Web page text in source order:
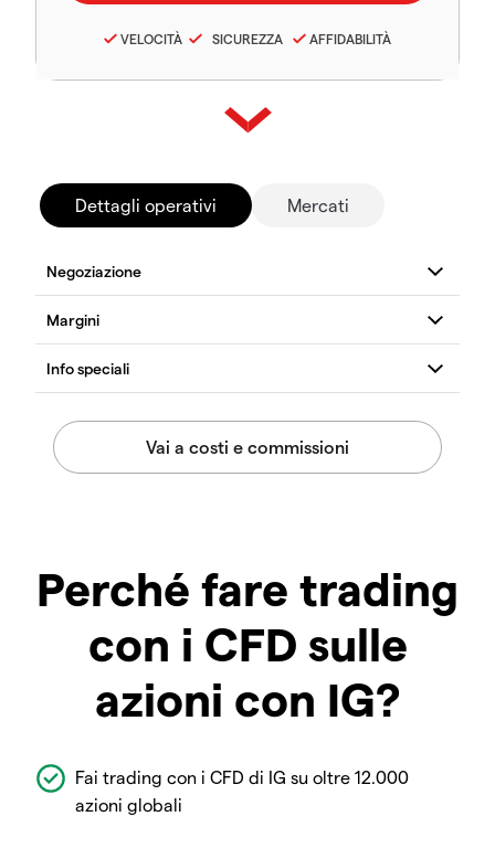
VELOCITÀ SICUREZZA AFFIDABILITÀ
Dettagli operativi Mercati
Perché fare trading
con i CFD sulle
azioni con IG?
Fai trading con i CFD di IG su oltre 12.000
azioni globali